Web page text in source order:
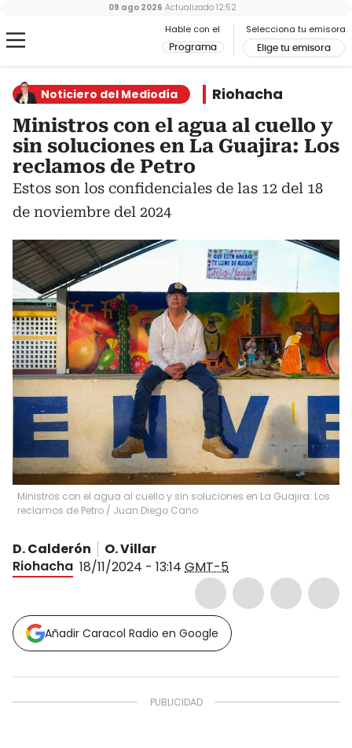
Hable con el
Programa
Selecciona tu emisora
Elige tu emisora
09 ago 2026 Actualizado 12:52
Noticiero del Mediodía Riohacha
Ministros con el agua al cuello y
sin soluciones en La Guajira: Los
reclamos de Petro
Estos son los confidenciales de las 12 del 18
de noviembre del 2024
Ministros con el agua al cuello y sin soluciones en La Guajira: Los
reclamos de Petro / Juan Diego Cano
D. Calderón
O. Villar
Riohacha 18/11/2024 - 13:14 GMT-5
Añadir Caracol Radio en Google